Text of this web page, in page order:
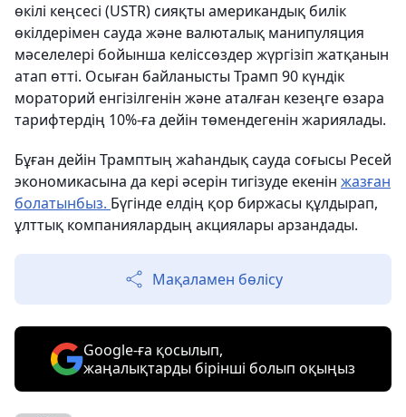
өкілі кеңсесі (USTR) сияқты американдық билік
өкілдерімен сауда және валюталық манипуляция
мәселелері бойынша келіссөздер жүргізіп жатқанын
атап өтті. Осыған байланысты Трамп 90 күндік
мораторий енгізілгенін және аталған кезеңге өзара
тарифтердің 10%-ға дейін төмендегенін жариялады.
Бұған дейін Трамптың жаһандық сауда соғысы Ресей
экономикасына да кері әсерін тигізуде екенін жазған
болатынбыз. Бүгінде елдің қор биржасы құлдырап,
ұлттық компаниялардың акциялары арзандады.
Мақаламен бөлісу
Google-ға қосылып,
жаңалықтарды бірінші болып оқыңыз